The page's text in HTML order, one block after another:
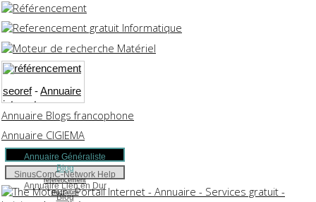
seoref-Annuaire
internet :
Tootrouver-
annuaire lien dur
locations
vacances-
annuaire gratuit-
-annuaire gratuit
Annuaire Blogs francophone
Annuaire CIGIEMA
Annuaire Généraliste
Blog
referencement
fractalum
SinusComC-Network Help
Annuaire Lien en Dur
Blog